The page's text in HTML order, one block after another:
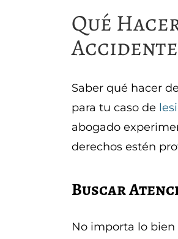
Qué
Saber qué hacer
para tu caso de
abogado
derechos estén
Buscar
No importa lo bien